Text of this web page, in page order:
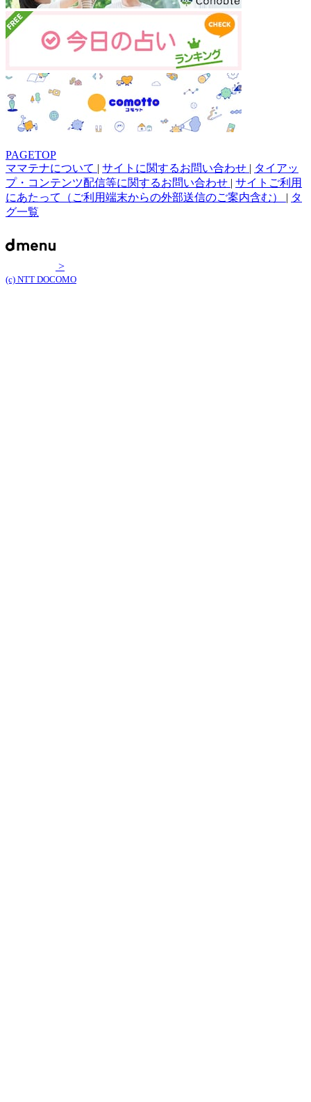
PAGETOP
ママテナについて | サイトに関するお問い合わせ | タイアッ
プ・コンテンツ配信等に関するお問い合わせ | サイトご利用
にあたって（ご利用端末からの外部送信のご案内含む） | タ
グ一覧
>
(c) NTT DOCOMO